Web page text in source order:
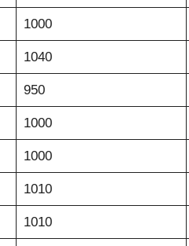
1000
1040
950
1000
1000
1010
1010